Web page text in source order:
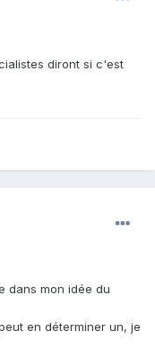
diront si c'est
dans mon idée du
en déterminer un, je